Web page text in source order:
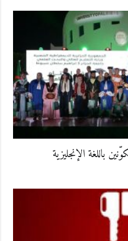
باللغة الإنجليزية